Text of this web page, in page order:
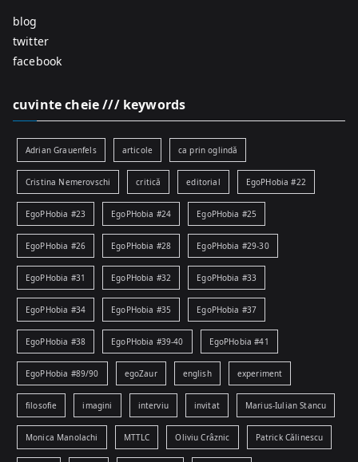
blog
twitter
facebook
cuvinte cheie /// keywords
Adrian Grauenfels articole ca prin oglindă
Cristina Nemerovschi critică editorial EgoPHobia #22
EgoPHobia #23 EgoPHobia #24 EgoPHobia #25
EgoPHobia #26 EgoPHobia #28 EgoPHobia #29-30
EgoPHobia #31 EgoPHobia #32 EgoPHobia #33
EgoPHobia #34 EgoPHobia #35 EgoPHobia #37
EgoPHobia #38 EgoPHobia #39-40 EgoPHobia #41
EgoPHobia #89/90 egoZaur english experiment
filosofie imagini interviu invitat Marius-Iulian Stancu
Monica Manolachi MTTLC Oliviu Crâznic Patrick Călinescu